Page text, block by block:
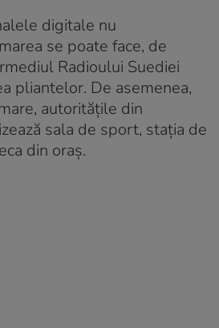
digitale nu
se poate face, de
Radioului Suediei
pliantelor. De asemenea,
autoritățile din
sala de sport, stația de
din oraș.